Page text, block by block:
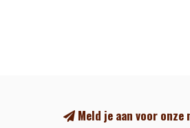
Meld je aan voor